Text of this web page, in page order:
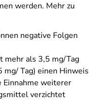
werden. Mehr zu
negative Folgen
mehr als 3,5 mg/Tag
Tag) einen Hinweis
Einnahme weiterer
verzichtet